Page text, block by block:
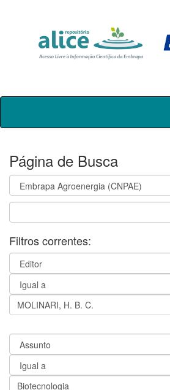
Skip
Página de Busca
Filtros correntes: